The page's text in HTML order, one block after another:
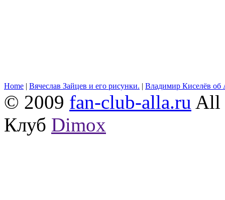
Home | Вячеслав Зайцев и его рисунки. | Владимир Киселёв об
© 2009 fan-club-alla.ru All
Клуб Dimox